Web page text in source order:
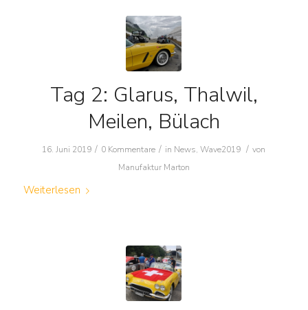
Tag 2: Glarus, Thalwil,
Meilen, Bülach
16. Juni 2019 / 0 Kommentare / in News,Wave2019 / von
Manufaktur Marton
Weiterlesen